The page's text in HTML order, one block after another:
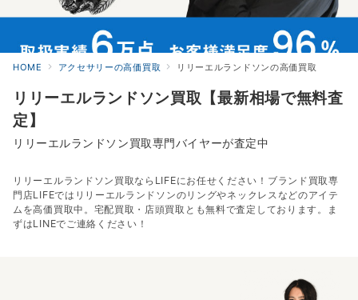
HOME アクセサリーの高価買取 リリーエルランドソンの高価買取
リリーエルランドソン買取【最新相場で無料査
定】
リリーエルランドソン買取専門バイヤーが査定中
リリーエルランドソン買取ならLIFEにお任せください！ブランド買取専
門店LIFEではリリーエルランドソンのリングやネックレスなどのアイテ
ムを高価買取中。宅配買取・店頭買取とも無料で査定しております。ま
ずはLINEでご連絡ください！